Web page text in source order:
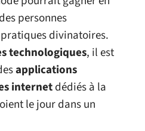
personnes
divinatoires.
technologiques, il est
applications
internetdédiés à la
le jour dans un